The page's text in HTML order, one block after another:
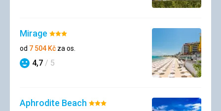
Mirage Hodnocení:
3/5
od 7 504 Kč za os.
Hodnocení
4,7 / 5
Aphrodite Beach Hodnocení: